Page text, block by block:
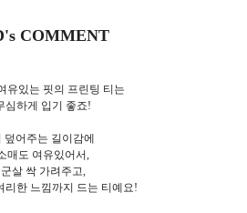
COMMENT
유있는 핏의 프린팅 티는
심하게 입기 좋죠!
덮어주는 길이감에
매도 여유있어서,
군살 싹 가려주고,
리한 느낌까지 드는 티예요!